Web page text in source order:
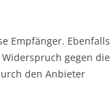
Empfänger. Ebenfalls
gegen die
den Anbieter